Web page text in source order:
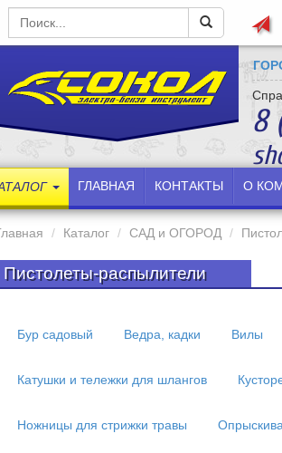
8
ГЛАВНАЯ КОНТАКТЫ О
Каталог САД и ОГОРОД
Пистолеты-распылители
Бур садовый Ведра, кадки Вилы
Катушки и тележки для шлангов
Ножницы для стрижки травы